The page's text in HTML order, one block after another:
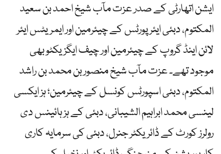
ایشن اتھارٹی کے صدر عزت مآب شیخ احمد بن سعید
المکتوم، دبئی ایئرپورٹس کے چیئرمین اور ایمریٹس ایئر
لائن اینڈ گروپ کے چیئرمین اور چیف ایگزیکٹو بھی
موجود تھے۔ عزت مآب شیخ منصور بن محمد بن راشد
المکتوم، دبئی اسپورٹس کونسل کے چیئرمین؛ ہز ایکسی
لینسی محمد ابراہیم الشیبانی، دبئی کے ہز ہائینس دی
رولرز کورٹ کے ڈائریکٹر جنرل، دبئی کی سرمایہ کاری